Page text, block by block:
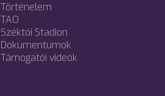
Történelem
TAO
Széktói Stadion
Dokumentumok
Támogatói videók